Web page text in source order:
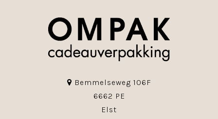
Bemmelseweg 106F
6662 PE
Elst